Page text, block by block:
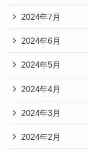
2024年7月
2024年6月
2024年5月
2024年4月
2024年3月
2024年2月